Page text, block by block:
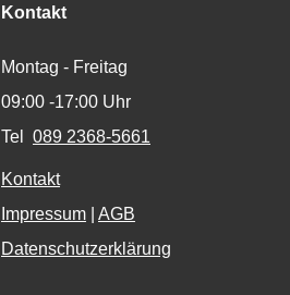
Kontakt
Montag - Freitag
09:00 -17:00 Uhr
Tel 089 2368-5661
Kontakt
Impressum
AGB
Datenschutzerklärung